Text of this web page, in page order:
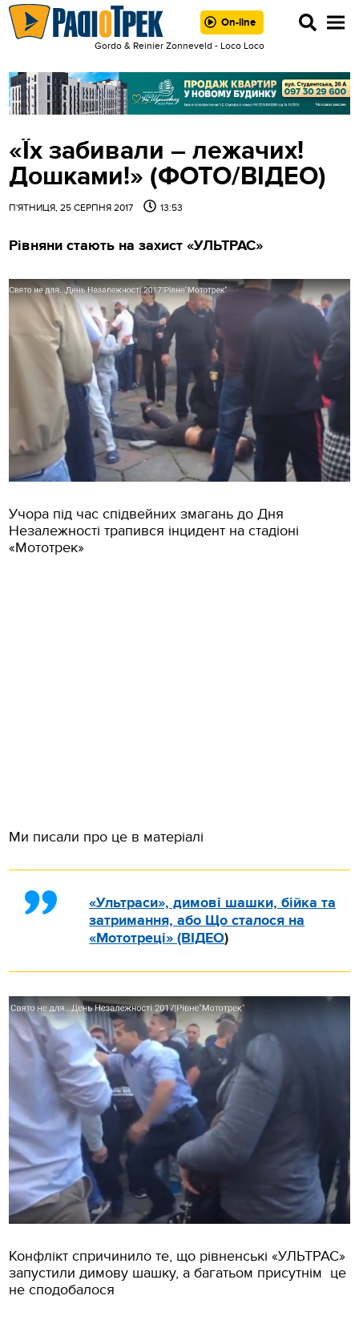
On-line
Gordo & Reinier Zonneveld - Loco Loco
«Їх забивали – лежачих!
Дошками!» (ФОТО/ВІДЕО)
П'ЯТНИЦЯ, 25 СЕРПНЯ 2017 13:53
Рівняни стають на захист «УЛЬТРАС»
Учора під час спідвейних змагань до Дня
Незалежності трапився інцидент на стадіоні
«Мототрек»
Ми писали про це в матеріалі
«Ультраси», димові шашки, бійка та
затримання, або Що сталося на
«Мототреці» (ВІДЕО)
Конфлікт спричинило те, що рівненські «УЛЬТРАС»
запустили димову шашку, а багатьом присутнім це
не сподобалося